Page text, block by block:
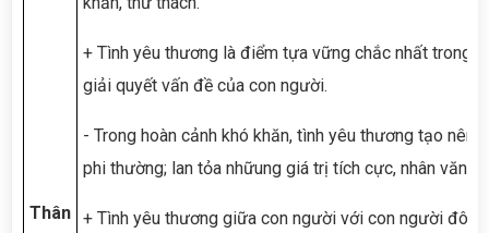
Thân
+ Tình yêu thương là điểm tựa vững chắc nhất trong
giải quyết vấn đề của con người.
- Trong hoàn cảnh khó khăn, tình yêu thương tạo nên
phi thường; lan tỏa nhữung giá trị tích cực, nhân văn
+ Tình yêu thương giữa con người với con người đôi